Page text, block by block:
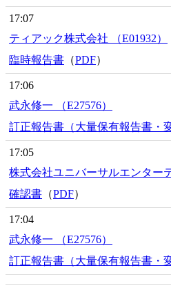
17:07
ティアック株式会社 （E01932）
臨時報告書 （PDF）
17:06
武永修一 （E27576）
訂正報告書（大量保有報告書・
17:05
株式会社ユニバーサルエンター
確認書 （PDF）
17:04
武永修一 （E27576）
訂正報告書（大量保有報告書・